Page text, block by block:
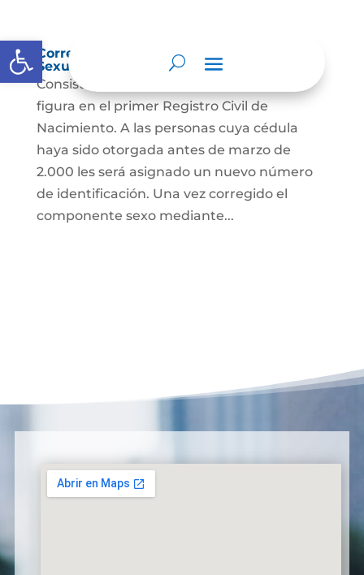
Abrir barra de herramientas
Corrección Componente de Identidad
Sexual en el Registro Civil de Nacimiento
Consiste en el cambio legal del sexo que
figura en el primer Registro Civil de
Nacimiento. A las personas cuya cédula
haya sido otorgada antes de marzo de
2.000 les será asignado un nuevo número
de identificación. Una vez corregido el
componente sexo mediante...